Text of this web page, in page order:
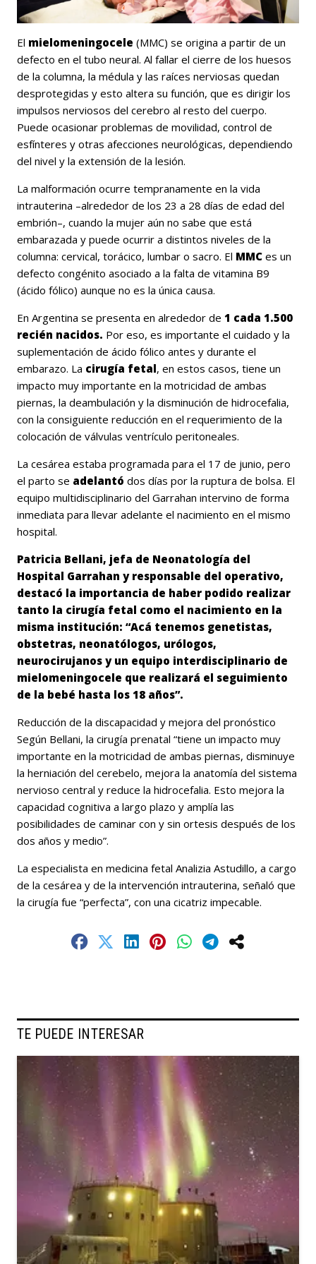
El mielomeningocele (MMC) se origina a partir de un
defecto en el tubo neural. Al fallar el cierre de los huesos
de la columna, la médula y las raíces nerviosas quedan
desprotegidas y esto altera su función, que es dirigir los
impulsos nerviosos del cerebro al resto del cuerpo.
Puede ocasionar problemas de movilidad, control de
esfínteres y otras afecciones neurológicas, dependiendo
del nivel y la extensión de la lesión.
La malformación ocurre tempranamente en la vida
intrauterina –alrededor de los 23 a 28 días de edad del
embrión–, cuando la mujer aún no sabe que está
embarazada y puede ocurrir a distintos niveles de la
columna: cervical, torácico, lumbar o sacro. El MMC es un
defecto congénito asociado a la falta de vitamina B9
(ácido fólico) aunque no es la única causa.
En Argentina se presenta en alrededor de 1 cada 1.500
recién nacidos. Por eso, es importante el cuidado y la
suplementación de ácido fólico antes y durante el
embarazo. La cirugía fetal, en estos casos, tiene un
impacto muy importante en la motricidad de ambas
piernas, la deambulación y la disminución de hidrocefalia,
con la consiguiente reducción en el requerimiento de la
colocación de válvulas ventrículo peritoneales.
La cesárea estaba programada para el 17 de junio, pero
el parto se adelantó dos días por la ruptura de bolsa. El
equipo multidisciplinario del Garrahan intervino de forma
inmediata para llevar adelante el nacimiento en el mismo
hospital.
Patricia Bellani, jefa de Neonatología del
Hospital Garrahan y responsable del operativo,
destacó la importancia de haber podido realizar
tanto la cirugía fetal como el nacimiento en la
misma institución: “Acá tenemos genetistas,
obstetras, neonatólogos, urólogos,
neurocirujanos y un equipo interdisciplinario de
mielomeningocele que realizará el seguimiento
de la bebé hasta los 18 años”.
Reducción de la discapacidad y mejora del pronóstico
Según Bellani, la cirugía prenatal “tiene un impacto muy
importante en la motricidad de ambas piernas, disminuye
la herniación del cerebelo, mejora la anatomía del sistema
nervioso central y reduce la hidrocefalia. Esto mejora la
capacidad cognitiva a largo plazo y amplía las
posibilidades de caminar con y sin ortesis después de los
dos años y medio”.
La especialista en medicina fetal Analizia Astudillo, a cargo
de la cesárea y de la intervención intrauterina, señaló que
la cirugía fue “perfecta”, con una cicatriz impecable.
TE PUEDE INTERESAR